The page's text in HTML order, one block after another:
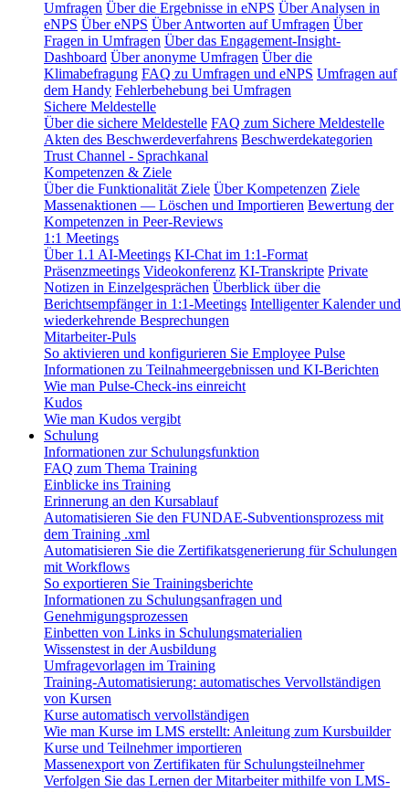
Umfragen Über die Ergebnisse in eNPS Über Analysen in
eNPS Über eNPS Über Antworten auf Umfragen Über
Fragen in Umfragen Über das Engagement-Insight-
Dashboard Über anonyme Umfragen Über die
Klimabefragung FAQ zu Umfragen und eNPS Umfragen auf
dem Handy Fehlerbehebung bei Umfragen
Sichere Meldestelle
Über die sichere Meldestelle FAQ zum Sichere Meldestelle
Akten des Beschwerdeverfahrens Beschwerdekategorien
Trust Channel - Sprachkanal
Kompetenzen & Ziele
Über die Funktionalität Ziele Über Kompetenzen Ziele
Massenaktionen — Löschen und Importieren Bewertung der
Kompetenzen in Peer-Reviews
1:1 Meetings
Über 1.1 AI-Meetings KI-Chat im 1:1-Format
Präsenzmeetings Videokonferenz KI-Transkripte Private
Notizen in Einzelgesprächen Überblick über die
Berichtsempfänger in 1:1-Meetings Intelligenter Kalender und
wiederkehrende Besprechungen
Mitarbeiter-Puls
So aktivieren und konfigurieren Sie Employee Pulse
Informationen zu Teilnahmeergebnissen und KI-Berichten
Wie man Pulse-Check-ins einreicht
Kudos
Wie man Kudos vergibt
Schulung
Informationen zur Schulungsfunktion
FAQ zum Thema Training
Einblicke ins Training
Erinnerung an den Kursablauf
Automatisieren Sie den FUNDAE-Subventionsprozess mit
dem Training .xml
Automatisieren Sie die Zertifikatsgenerierung für Schulungen
mit Workflows
So exportieren Sie Trainingsberichte
Informationen zu Schulungsanfragen und
Genehmigungsprozessen
Einbetten von Links in Schulungsmaterialien
Wissenstest in der Ausbildung
Umfragevorlagen im Training
Training-Automatisierung: automatisches Vervollständigen
von Kursen
Kurse automatisch vervollständigen
Wie man Kurse im LMS erstellt: Anleitung zum Kursbuilder
Kurse und Teilnehmer importieren
Massenexport von Zertifikaten für Schulungsteilnehmer
Verfolgen Sie das Lernen der Mitarbeiter mithilfe von LMS-